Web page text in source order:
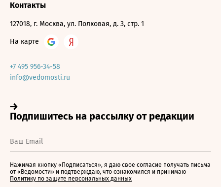
Контакты
127018, г. Москва, ул. Полковая, д. 3, стр. 1
На карте
+7 495 956-34-58
info@vedomosti.ru
Нажимая кнопку «Подписаться», я даю свое согласие получать письма
от «Ведомости» и подтверждаю, что ознакомился и принимаю
Политику по защите персональных данных